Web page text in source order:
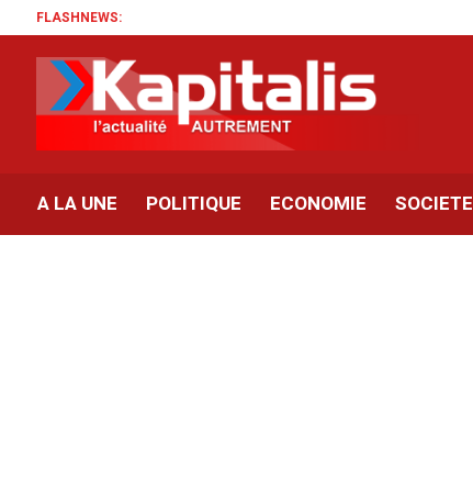
FLASHNEWS:
A LA UNE POLITIQUE ECONOMIE SOCIETE